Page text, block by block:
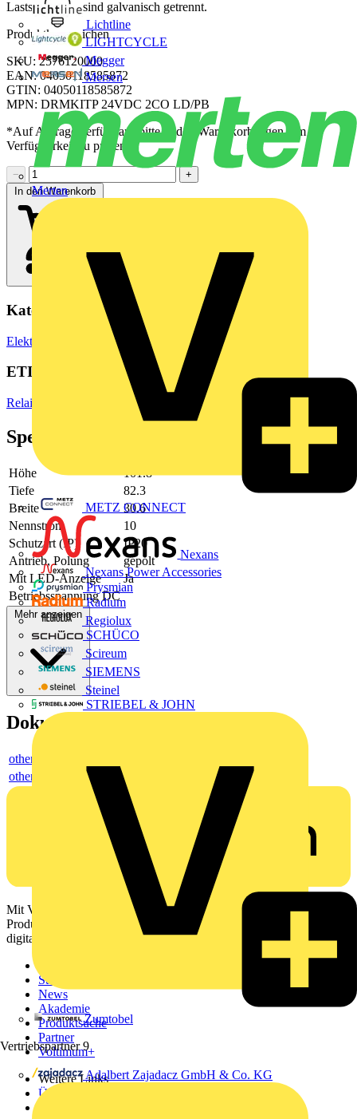
Lichtline
LIGHTCYCLE
Megger
Mersen
Merten
METZ CONNECT
Nexans
Nexans Power Accessories
Prysmian
Radium
Regiolux
SCHÜCO
Scireum
SIEMENS
Steinel
STRIEBEL & JOHN
Zumtobel
Vertriebspartner 9
Adalbert Zajadacz GmbH & Co. KG
Laststromkreis sind galvanisch getrennt.
Produktkennzeichen
SKU: 2576120000
EAN: 04050118585872
GTIN: 04050118585872
MPN: DRMKITP 24VDC 2CO LD/PB
*Auf Anfrage verfügbar - bitte in den Warenkorb legen, um
Verfügbarkeit zu prüfen
−
+
In den Warenkorb
Kategorien
Elektronische Bauteile Relais
ETIM Group
Relais
Spezifikationen
Höhe
101.8
Tiefe
82.3
Breite
30.6
Nennstrom
10
Schutzart (IP)
IP20
Antrieb, Polung
gepolt
Mit LED-Anzeige
Ja
Betriebsspannung DC
Mehr anzeigen
Dokumente
others
others
Mit Voltimum erhalten Elektrofachkräfte Zugang zu Branchennews,
Produktinformationen, Schulungen und Tools – alles auf einer
digitalen Plattform und Community.
Startseite
News
Akademie
Produktsuche
Partner
Voltimum+
Weitere Links
Über uns